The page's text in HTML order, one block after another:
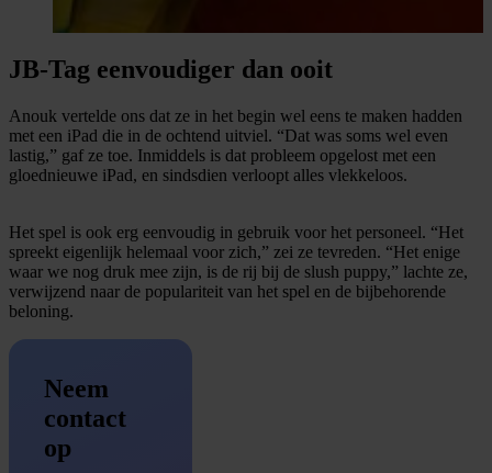
JB-Tag eenvoudiger dan ooit
Anouk vertelde ons dat ze in het begin wel eens te maken hadden
met een iPad die in de ochtend uitviel. “Dat was soms wel even
lastig,” gaf ze toe. Inmiddels is dat probleem opgelost met een
gloednieuwe iPad, en sindsdien verloopt alles vlekkeloos.
Het spel is ook erg eenvoudig in gebruik voor het personeel. “Het
spreekt eigenlijk helemaal voor zich,” zei ze tevreden. “Het enige
waar we nog druk mee zijn, is de rij bij de slush puppy,” lachte ze,
verwijzend naar de populariteit van het spel en de bijbehorende
beloning.
Neem
contact
op